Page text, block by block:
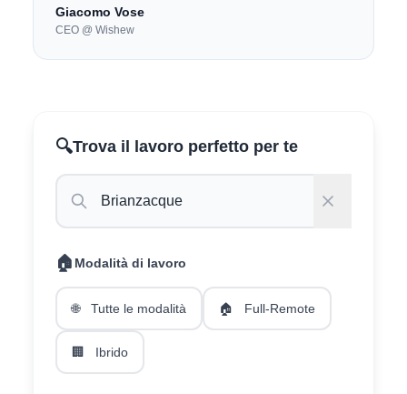
Giacomo Vose
CEO @ Wishew
🔍Trova il lavoro perfetto per te
🏠 Modalità di lavoro
🌐 Tutte le modalità 🏠 Full-Remote
🏢 Ibrido